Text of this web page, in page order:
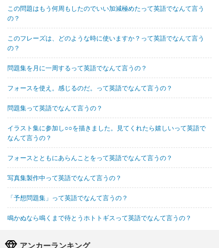
この問題はもう何周もしたのでいい加減極めたって英語でなんて言う
の？
このフレーズは、どのような時に使いますか？って英語でなんて言う
の？
問題集を月に一周するって英語でなんて言うの？
フォースを使え。感じるのだ。って英語でなんて言うの？
問題集って英語でなんて言うの？
イラスト集に参加し○○を描きました。見てくれたら嬉しいって英語で
なんて言うの？
フォースとともにあらんことをって英語でなんて言うの？
写真集製作中って英語でなんて言うの？
「予想問題集」って英語でなんて言うの？
鳴かぬなら鳴くまで待とうホトトギスって英語でなんて言うの？
アンカーランキング